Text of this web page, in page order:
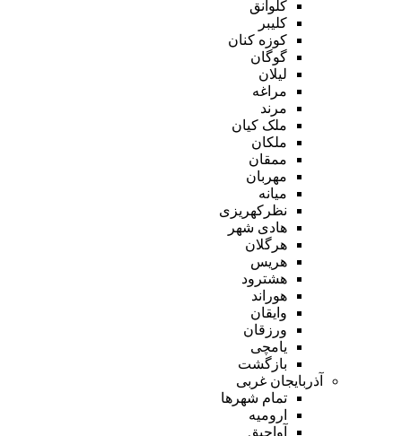
کلوانق
کلیبر
کوزه کنان
گوگان
لیلان
مراغه
مرند
ملک کیان
ملکان
ممقان
مهربان
میانه
نظرکهریزی
هادی شهر
هرگلان
هریس
هشترود
هوراند
وایقان
ورزقان
یامچی
بازگشت
آذربایجان غربی
تمام شهر‌ها
ارومیه
آواجیق